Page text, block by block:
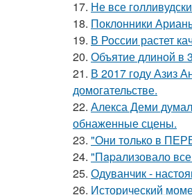
17. Не все
18. Поклонники
19. В России растет
20. Объятие длиной в
21. В 2017 году Азиз
домогательстве.
22. Алекса Деми
обнаженные сцены.
23. "Они только в
24. "Пapализовало
25. Одуванчик -
26. Исторический